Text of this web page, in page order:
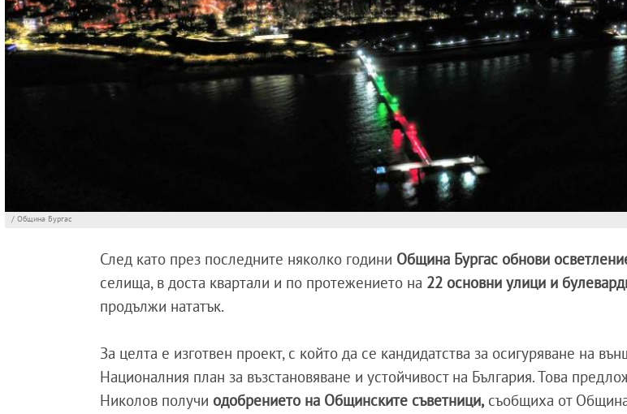
/ Община Бургас
След като през последните няколко години Община Бургас обнови
селища, в доста квартали и по протежението на 22 основни улици и
продължи нататък.
За целта е изготвен проект, с който да се кандидатства за осигуряване на
Националния план за възстановяване и устойчивост на България. Това
Николов получи одобрението на Общинските съветници, съобщиха от